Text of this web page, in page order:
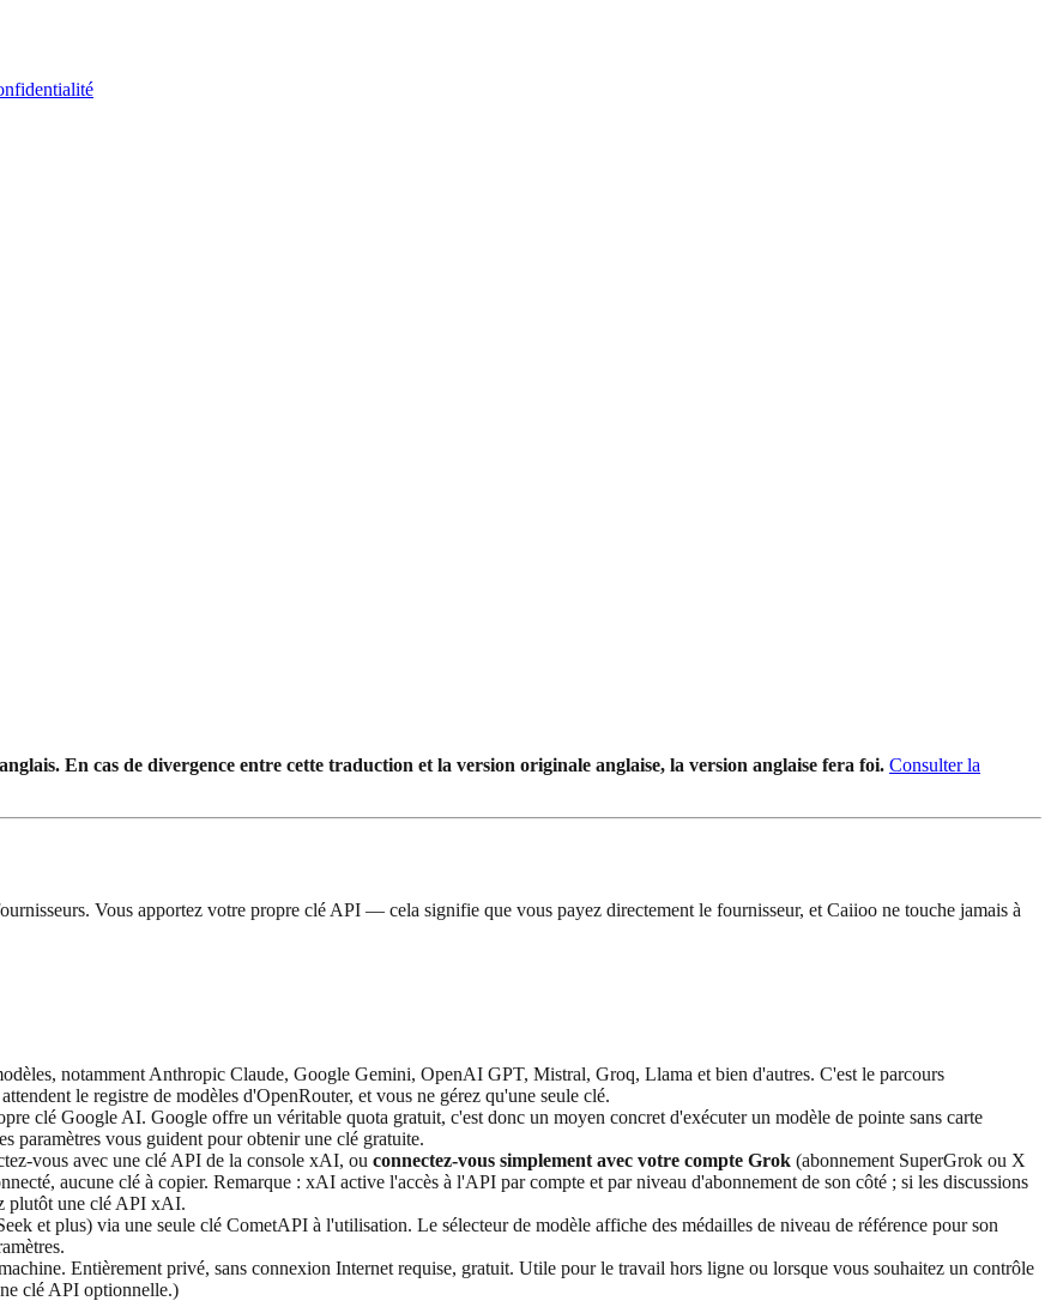
En cas de divergence entre cette traduction et la version originale anglaise, la version anglaise fera foi. Consulter la
Vous apportez votre propre clé API — cela signifie que vous payez directement le fournisseur, et Caiioo ne touche jamais à
notamment Anthropic Claude, Google Gemini, OpenAI GPT, Mistral, Groq, Llama et bien d'autres. C'est le parcours
le registre de modèles d'OpenRouter, et vous ne gérez qu'une seule clé.
clé Google AI. Google offre un véritable quota gratuit, c'est donc un moyen concret d'exécuter un modèle de pointe sans carte
vous guident pour obtenir une clé gratuite.
vous avec une clé API de la console xAI, ou connectez-vous simplement avec votre compte Grok (abonnement SuperGrok ou X
aucune clé à copier. Remarque : xAI active l'accès à l'API par compte et par niveau d'abonnement de son côté ; si les discussions
plutôt une clé API xAI.
et plus) via une seule clé CometAPI à l'utilisation. Le sélecteur de modèle affiche des médailles de niveau de référence pour son
Entièrement privé, sans connexion Internet requise, gratuit. Utile pour le travail hors ligne ou lorsque vous souhaitez un contrôle
clé API optionnelle.)